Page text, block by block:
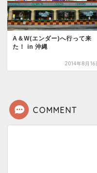
A＆W(エンダー)へ行って来
た！ in 沖縄
2014年8月16
COMMENT